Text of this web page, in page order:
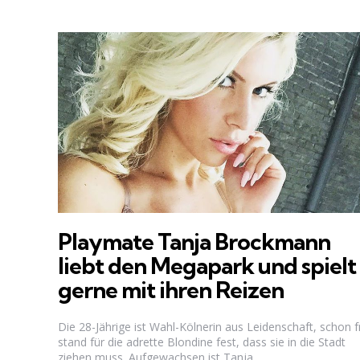
Playmate Tanja Brockmann
liebt den Megapark und spielt
gerne mit ihren Reizen
Die 28-Jährige ist Wahl-Kölnerin aus Leidenschaft, schon
stand für die adrette Blondine fest, dass sie in die Stadt